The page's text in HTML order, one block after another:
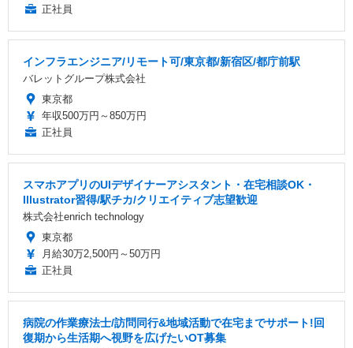
正社員
インフラエンジニア/リモート可/東京都/新宿区/都庁前駅
バレットグループ株式会社
東京都
年収500万円～850万円
正社員
スマホアプリのUIデザイナーアシスタント・在宅相談OK・
Illustrator習得/駅チカ/クリエイティブ志望歓迎
株式会社enrich technology
東京都
月給30万2,500円～50万円
正社員
病院の作業療法士/訪問同行&地域活動で在宅までサポート!回
復期から生活期へ視野を広げたいOT募集